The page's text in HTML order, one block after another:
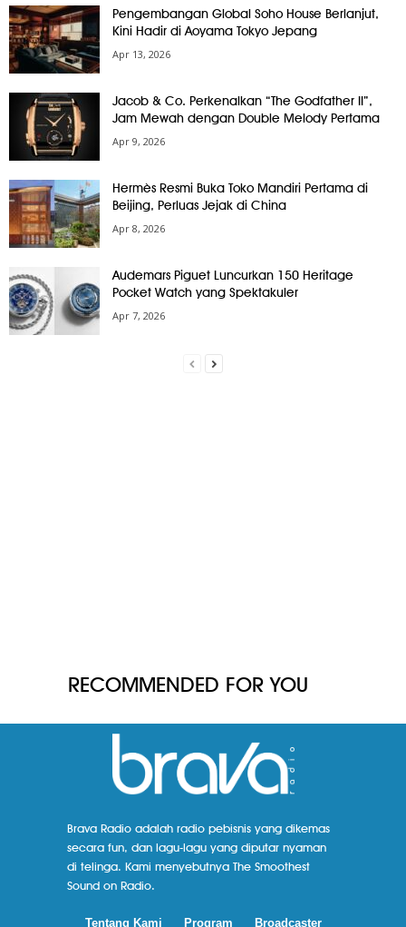
Pengembangan Global Soho House Berlanjut,
Kini Hadir di Aoyama Tokyo Jepang
Apr 13, 2026
Jacob & Co. Perkenalkan “The Godfather II”,
Jam Mewah dengan Double Melody Pertama
Apr 9, 2026
Hermès Resmi Buka Toko Mandiri Pertama di
Beijing, Perluas Jejak di China
Apr 8, 2026
Audemars Piguet Luncurkan 150 Heritage
Pocket Watch yang Spektakuler
Apr 7, 2026
RECOMMENDED FOR YOU
Brava Radio adalah radio pebisnis yang dikemas
secara fun, dan lagu-lagu yang diputar nyaman
di telinga. Kami menyebutnya The Smoothest
Sound on Radio.
Tentang Kami Program Broadcaster